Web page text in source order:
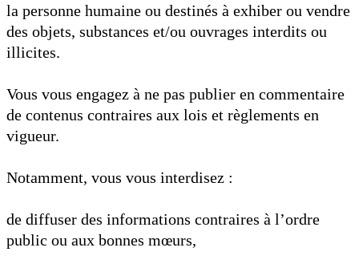
la personne humaine ou destinés à exhiber ou vendre
des objets, substances et/ou ouvrages interdits ou
illicites.
Vous vous engagez à ne pas publier en commentaire
de contenus contraires aux lois et règlements en
vigueur.
Notamment, vous vous interdisez :
de diffuser des informations contraires à l’ordre
public ou aux bonnes mœurs,